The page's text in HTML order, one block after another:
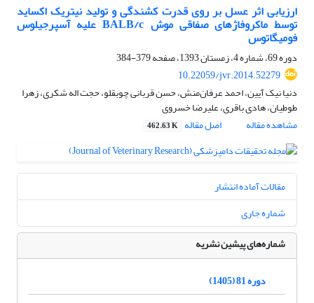
ارزیابی اثر عسل بر روی قدرت کشندگی و تولید نیتریک اکساید
توسط ماکروفاژهای صفاقی موش BALB/c علیه آسپرجیلوس
فومیگاتوس
دوره 69، شماره 4، زمستان 1393، صفحه
379-384
10.22059/jvr.2014.52279
دنیا نیک آیین، احمد عرفان‌منش، حسن قربانی چوبقلو، حجت اله شکری، زهرا
طوطیان، هادی باقری، علیرضا خسروی
مشاهده مقاله
اصل مقاله 462.63 K
مقالات آماده انتشار
شماره جاری
شماره‌های پیشین نشریه
دوره 81 (1405)